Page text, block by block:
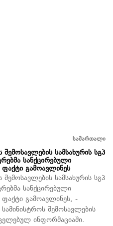
სამართალი
სამსახურის სგპ
სანქცირებული
გამოავლინეს
სამსახურის სგპ
სანქცირებული
გამოავლინეს, -
შემოსავლების
ინფორმაციაში.